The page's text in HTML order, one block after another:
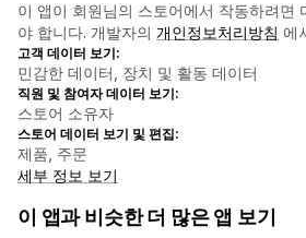
이 앱이 회원님의 스토어에서 작동하려면
야 합니다. 개발자의 개인정보처리방침 에
고객 데이터 보기:
민감한 데이터, 장치 및 활동 데이터
직원 및 참여자 데이터 보기:
스토어 소유자
스토어 데이터 보기 및 편집:
제품, 주문
세부 정보 보기
이 앱과 비슷한 더 많은 앱 보기